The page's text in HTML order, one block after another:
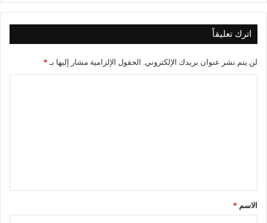
اترك تعليقاً
لن يتم نشر عنوان بريدك الإلكتروني. الحقول الإلزامية مشار إليها بـ *
ق
*الاسم *